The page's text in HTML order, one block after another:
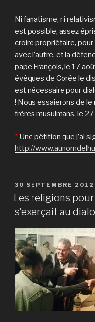
Ni fanatisme, ni
est possible, assez
croire propriétaire, pour
avec l’autre, et la
pape François, le 17
évêques de Corée le
est néces­saire pour
! Nous essaierons de
frères musulmans, le
* Une pétition que j’ai
http://
PUBLIÉ
LE
30 SEPTEMBRE 2012
Les religions pour
s’exerçait au